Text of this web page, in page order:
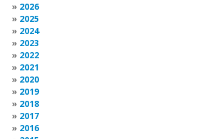
2026
2025
2024
2023
2022
2021
2020
2019
2018
2017
2016